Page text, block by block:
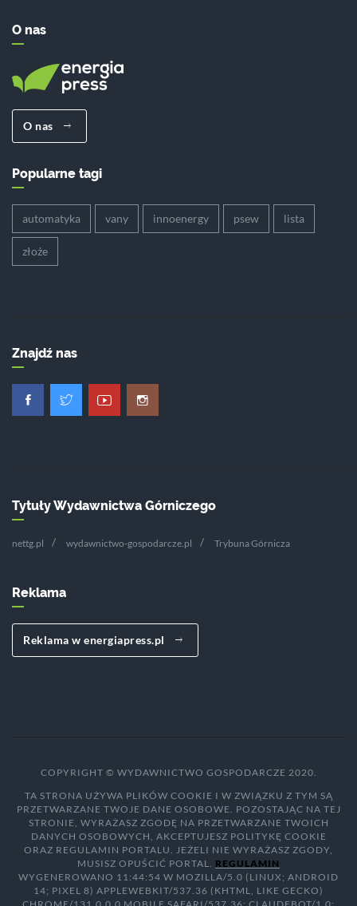
O nas
O nas
Popularne tagi
automatyka vany innoenergy psew lista
złoże
Znajdź nas
Tytuły Wydawnictwa Górniczego
nettg.pl wydawnictwo-gospodarcze.pl Trybuna Górnicza
Reklama
Reklama w energiapress.pl
COPYRIGHT © WYDAWNICTWO GOSPODARCZE 2020.
TA STRONA UŻYWA PLIKÓW COOKIE I W ZWIĄZKU Z TYM SĄ
PRZETWARZANE TWOJE DANE OSOBOWE. POZOSTAJĄC NA TEJ
STRONIE, WYRAŻASZ ZGODĘ NA PRZETWARZANE TWOICH
DANYCH OSOBOWYCH, AKCEPTUJESZ POLITYKĘ COOKIE
ORAZ REGULAMIN PORTALU. JEŻELI NIE WYRAŻASZ ZGODY,
MUSISZ OPUŚCIĆ PORTAL. REGULAMIN
WYGENEROWANO 11:44:54 W MOZILLA/5.0 (LINUX; ANDROID
14; PIXEL 8) APPLEWEBKIT/537.36 (KHTML, LIKE GECKO)